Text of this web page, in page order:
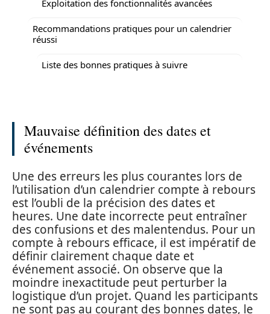
Exploitation des fonctionnalités avancées
Recommandations pratiques pour un calendrier
réussi
Liste des bonnes pratiques à suivre
Mauvaise définition des dates et
événements
Une des erreurs les plus courantes lors de
l’utilisation d’un calendrier compte à rebours
est l’oubli de la précision des dates et
heures. Une date incorrecte peut entraîner
des confusions et des malentendus. Pour un
compte à rebours efficace, il est impératif de
définir clairement chaque date et
événement associé. On observe que la
moindre inexactitude peut perturber la
logistique d’un projet. Quand les participants
ne sont pas au courant des bonnes dates, le